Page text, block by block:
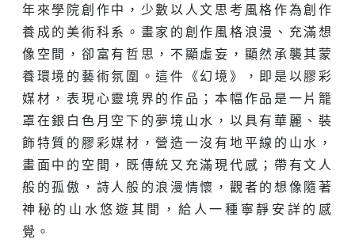
年來學院創作中，少數以人文思考風格作為創作
養成的美術科系。畫家的創作風格浪漫、充滿想
像空間，卻富有哲思，不顯虛妄，顯然承襲其蒙
養環境的藝術氛圍。這件《幻境》，即是以膠彩
媒材，表現心靈境界的作品；本幅作品是一片籠
罩在銀白色月空下的夢境山水，以具有華麗、裝
飾特質的膠彩媒材，營造一沒有地平線的山水，
畫面中的空間，既傳統又充滿現代感；帶有文人
般的孤傲，詩人般的浪漫情懷，觀者的想像隨著
神秘的山水悠遊其間，給人一種寧靜安詳的感
覺。